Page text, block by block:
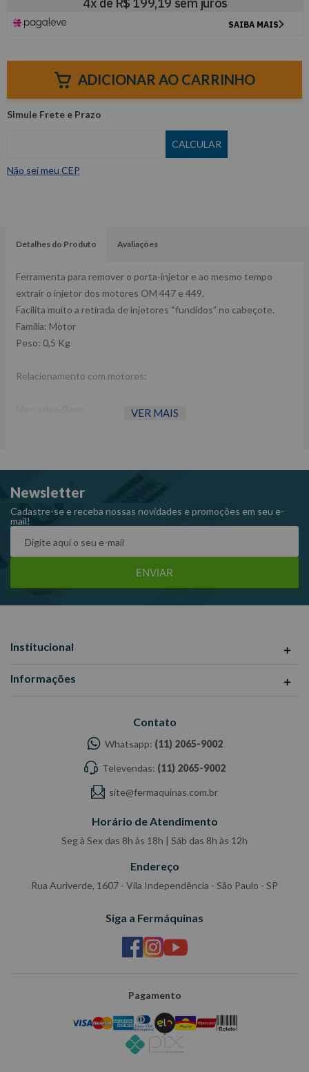
ADICIONAR AO CARRINHO
Não sei meu CEP
Detalhes do Produto Avaliações
Ferramenta para remover o porta-injetor e ao mesmo tempo
extrair o injetor dos motores OM 447 e 449.
Facilita muito a retirada de injetores “fundidos” no cabeçote.
Família: Motor
Peso: 0,5 Kg
Relacionamento com motores:
Raven 711042
VER MAIS
Newsletter
Cadastre-se e receba nossas novidades e promoções em seu e-
mail!
ENVIAR
Institucional
Informações
Contato
Whatsapp: (11) 2065-9002
Televendas: (11) 2065-9002
site@fermaquinas.com.br
Horário de Atendimento
Seg à Sex das 8h às 18h | Sáb das 8h às 12h
Endereço
Rua Auriverde, 1607 - Vila Independência - São Paulo - SP
Siga a Fermáquinas
Pagamento